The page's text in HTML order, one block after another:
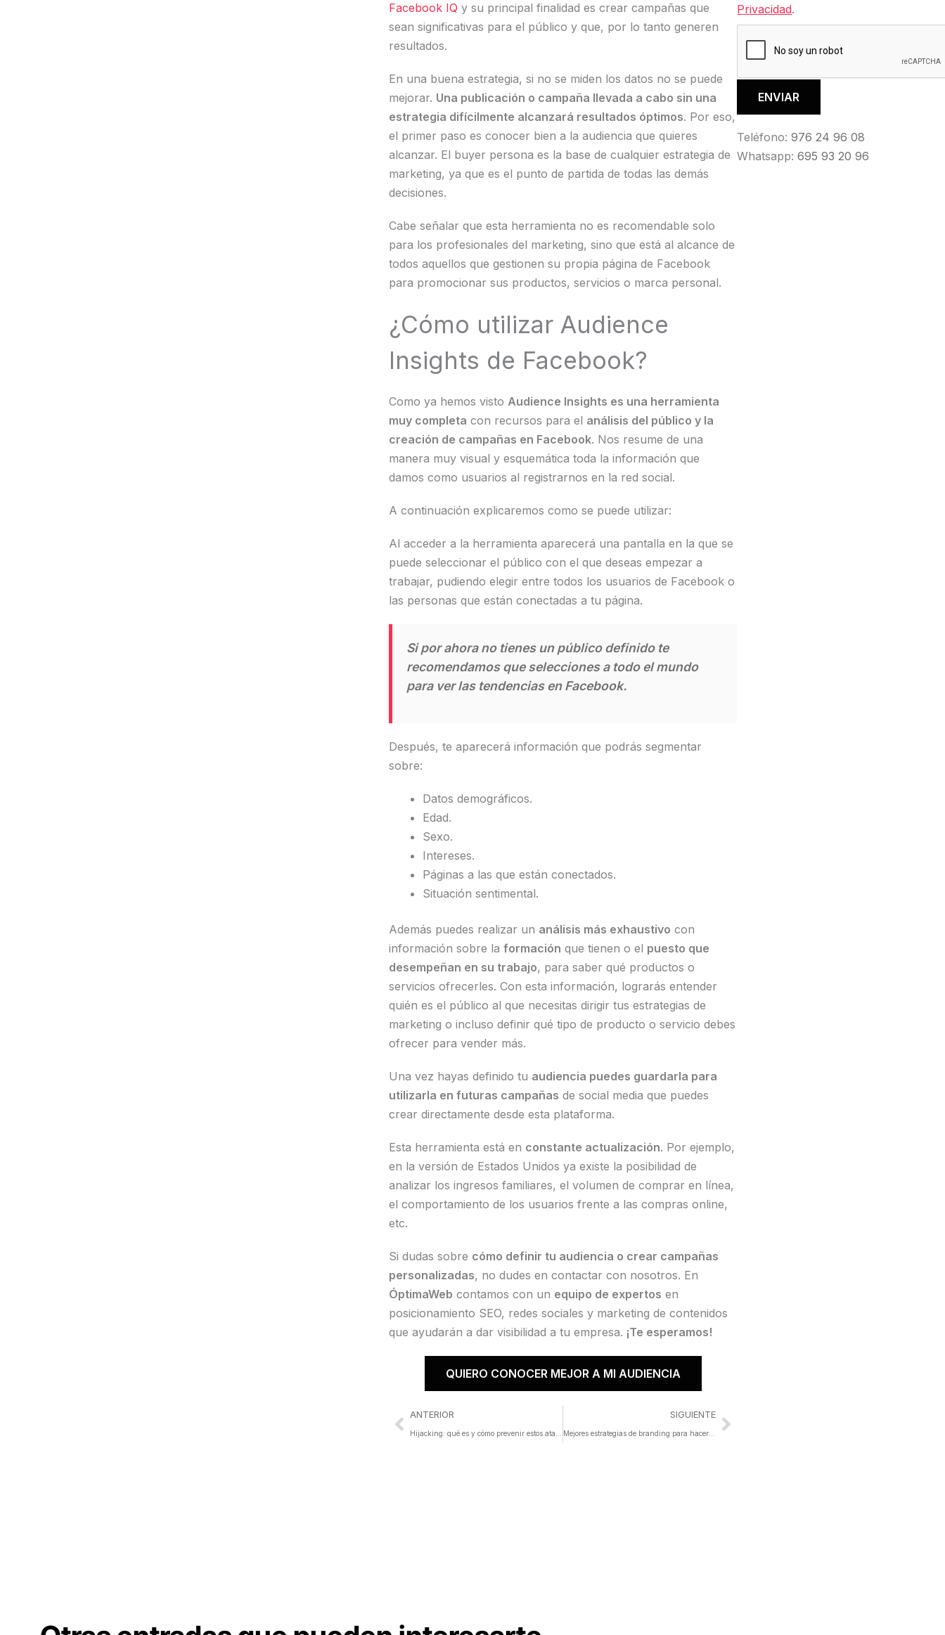
Facebook IQ y su principal finalidad es crear campañas que
sean significativas para el público y que, por lo tanto generen
resultados.
En una buena estrategia, si no se miden los datos no se puede
mejorar. Una publicación o campaña llevada a cabo sin una
estrategia difícilmente alcanzará resultados óptimos. Por eso,
el primer paso es conocer bien a la audiencia que quieres
alcanzar. El buyer persona es la base de cualquier estrategia de
marketing, ya que es el punto de partida de todas las demás
decisiones.
Cabe señalar que esta herramienta no es recomendable solo
para los profesionales del marketing, sino que está al alcance de
todos aquellos que gestionen su propia página de Facebook
para promocionar sus productos, servicios o marca personal.
¿Cómo utilizar Audience
Insights de Facebook?
Como ya hemos visto Audience Insights es una herramienta
muy completa con recursos para el análisis del público y la
creación de campañas en Facebook. Nos resume de una
manera muy visual y esquemática toda la información que
damos como usuarios al registrarnos en la red social.
A continuación explicaremos como se puede utilizar:
Al acceder a la herramienta aparecerá una pantalla en la que se
puede seleccionar el público con el que deseas empezar a
trabajar, pudiendo elegir entre todos los usuarios de Facebook o
las personas que están conectadas a tu página.
Si por ahora no tienes un público definido te
recomendamos que selecciones a todo el mundo
para ver las tendencias en Facebook.
Después, te aparecerá información que podrás segmentar
sobre:
Datos demográficos.
Edad.
Sexo.
Intereses.
Páginas a las que están conectados.
Situación sentimental.
Además puedes realizar un análisis más exhaustivo con
información sobre la formación que tienen o el puesto que
desempeñan en su trabajo, para saber qué productos o
servicios ofrecerles. Con esta información, lograrás entender
quién es el público al que necesitas dirigir tus estrategias de
marketing o incluso definir qué tipo de producto o servicio debes
ofrecer para vender más.
Una vez hayas definido tu audiencia puedes guardarla para
utilizarla en futuras campañas de social media que puedes
crear directamente desde esta plataforma.
Esta herramienta está en constante actualización. Por ejemplo,
en la versión de Estados Unidos ya existe la posibilidad de
analizar los ingresos familiares, el volumen de comprar en línea,
el comportamiento de los usuarios frente a las compras online,
etc.
Si dudas sobre cómo definir tu audiencia o crear campañas
personalizadas, no dudes en contactar con nosotros. En
ÓptimaWeb contamos con un equipo de expertos en
posicionamiento SEO, redes sociales y marketing de contenidos
que ayudarán a dar visibilidad a tu empresa. ¡Te esperamos!
QUIERO CONOCER MEJOR A MI AUDIENCIA
AntANTERIOR SIGUIENTESiguiente
Privacidad.
Teléfono:976 24 96 08
Whatsapp:695 93 20 96